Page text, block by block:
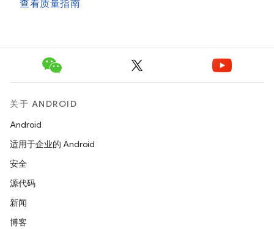
查看质量指南
关于 ANDROID
Android
适用于企业的 Android
安全
源代码
新闻
博客